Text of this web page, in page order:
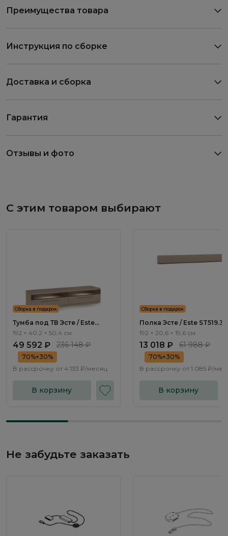
Преимущества товара
Инструкция по сборке
Доставка и сборка
Гарантия
Отзывы и фото
С этим товаром выбирают
Сборка в подарок
Тумба под ТВ Эсте / Este
ST502.3
192 × 40,2 × 50,4 см
49 592 ₽ 236 148 ₽
70%+30%
В рассрочку от 4 133 ₽/месяц
В корзину
Сборка в подарок
Полка Эсте / Este ST519.3
192 × 20,6 × 19,6 см
13 018 ₽ 61 988 ₽
70%+30%
В рассрочку от 1 085 ₽/
В корзину
Не забудьте заказать